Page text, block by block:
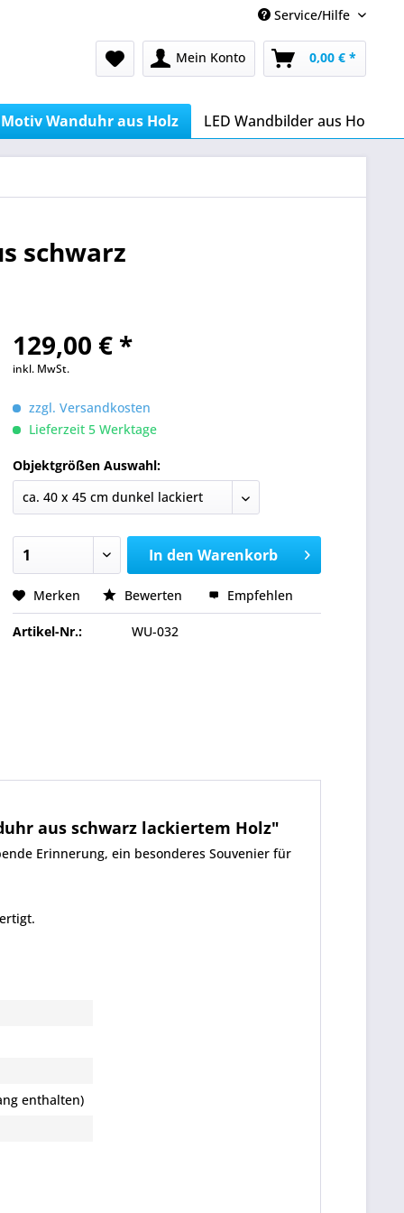
Service/Hilfe
Mein Konto 0,00 € *
Motiv Wanduhr aus Holz LED Wandbilder aus Holz
schwarz
129,00 € *
inkl. MwSt.
zzgl. Versandkosten
Lieferzeit 5 Werktage
Objektgrößen Auswahl:
In den Warenkorb
Merken Bewerten Empfehlen
Artikel-Nr.: WU-032
aus schwarz lackiertem Holz"
Erinnerung, ein besonderes Souvenier für
enthalten)